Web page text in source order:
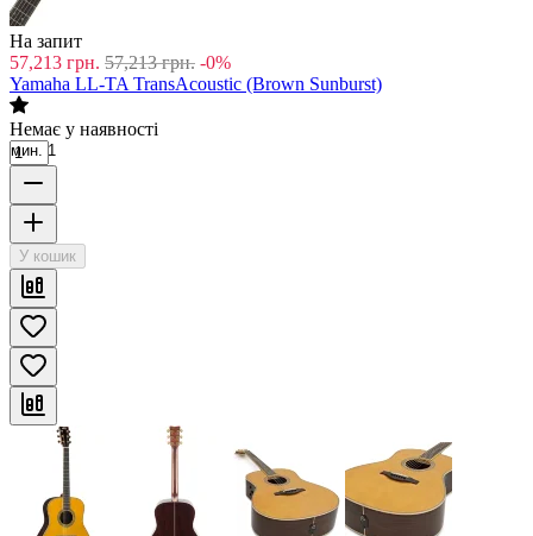
На запит
57,213 грн. 57,213 грн. -0%
Yamaha LL-TA TransAcoustic (Brown Sunburst)
Немає у наявності
мин. 1
У кошик